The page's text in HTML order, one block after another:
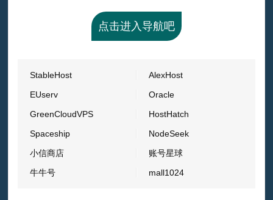
点击进入导航吧
StableHost
AlexHost
EUserv
Oracle
GreenCloudVPS
HostHatch
Spaceship
NodeSeek
小信商店
账号星球
牛牛号
mall1024